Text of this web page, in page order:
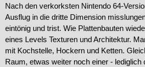
Nach den verkorksten Nintendo 64-
Ausflug in die dritte Dimension
eintönig und trist. Wie Plattenbauten
eines Levels Texturen und Architektur.
mit Kochstelle, Hockern und Ketten.
Raum, etwas weiter noch einer - lediglich